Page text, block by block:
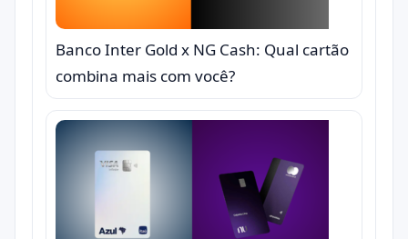
Banco Inter Gold x NG Cash: Qual cartão
combina mais com você?